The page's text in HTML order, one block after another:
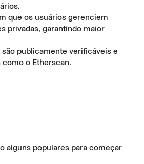
que os usuários gerenciem
privadas, garantindo maior
publicamente verificáveis e
o Etherscan.
alguns populares para começar